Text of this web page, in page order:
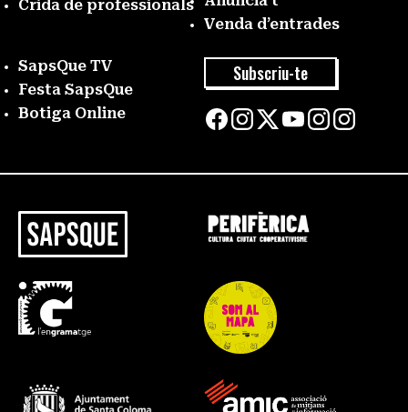
Crida de professionals
Venda d’entrades
SapsQue TV
Festa SapsQue
Botiga Online
Subscriu-te